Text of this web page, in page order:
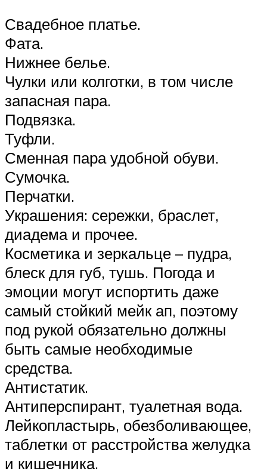
Свадебное платье.
Фата.
Нижнее белье.
Чулки или колготки, в том числе
запасная пара.
Подвязка.
Туфли.
Сменная пара удобной обуви.
Сумочка.
Перчатки.
Украшения: сережки, браслет,
диадема и прочее.
Косметика и зеркальце – пудра,
блеск для губ, тушь. Погода и
эмоции могут испортить даже
самый стойкий мейк ап, поэтому
под рукой обязательно должны
быть самые необходимые
средства.
Антистатик.
Антиперспирант, туалетная вода.
Лейкопластырь, обезболивающее,
таблетки от расстройства желудка
и кишечника.